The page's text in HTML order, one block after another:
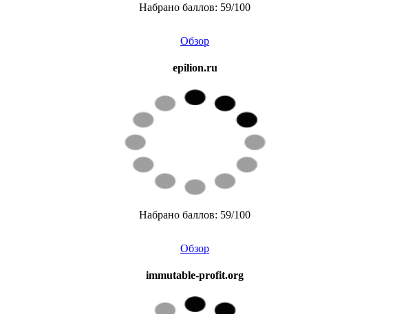
Набрано баллов: 59/100
Обзор
epilion.ru
Набрано баллов: 59/100
Обзор
immutable-profit.org